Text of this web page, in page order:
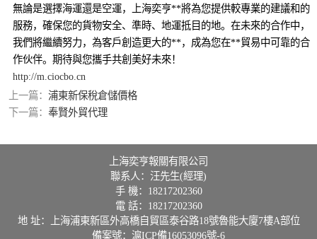
無論是選擇海運還是空運，上海奕亨**將為您提供較專業的建議和的
服務，確保您的貨物安全、準時、地運抵目的地。在未來的合作中，
我們將繼續努力，為客戶創造更大的**，成為您在**貿易中可靠的合
作伙伴。期待與您攜手共創美好未來！
http://m.ciocbo.cn
上一篇： 浦東新保稅倉儲價格
下一篇： 奉賢外貿代理
上海奕亨報關有限公司
聯系人：汪先生(經理)
手 機：18217202360
電 話：18217202360
地 址：上海浦東新區外高橋自貿區泰谷路18號魯能大廈7樓A部位
備案號： 滬ICP備16053096號-6